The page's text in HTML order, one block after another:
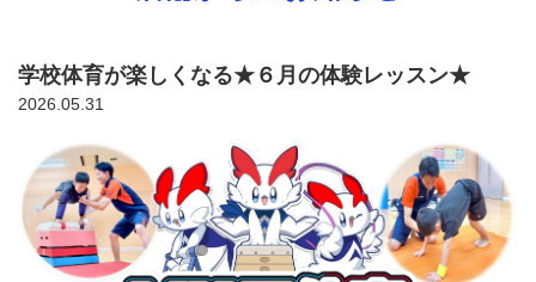
学校体育が楽しくなる★６月の体験レッスン★
2026.05.31